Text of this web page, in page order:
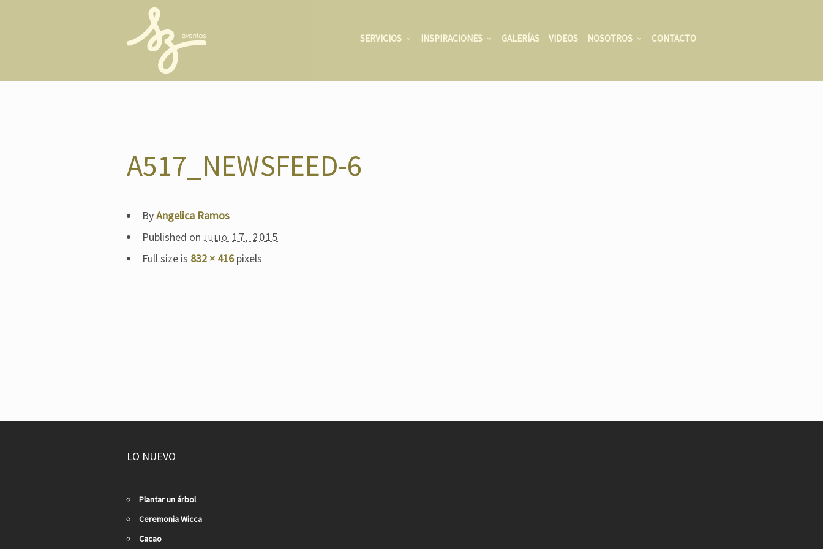
SERVICIOS INSPIRACIONES GALERÍAS VIDEOS NOSOTROS CONTACTO
A517_NEWSFEED-6
ByAngelica Ramos
Published on julio 17, 2015
Full size is 832 × 416pixels
LO NUEVO
Plantar un árbol
Ceremonia Wicca
Cacao